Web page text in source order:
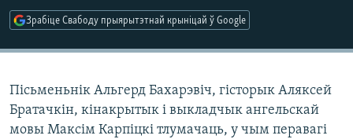
Зрабіце Свабоду прыярытэтнай крыніцай ў Google
Пісьменьнік Альгерд Бахарэвіч, гісторык Аляксей
Братачкін, кінакрытык і выкладчык ангельскай
мовы Максім Карпіцкі тлумачаць, у чым перавагі